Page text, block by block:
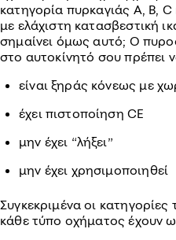
κατηγορία πυρκαγιάς A, B,
με ελάχιστη κατασβεστική
σημαίνει όμως αυτό; Ο
στο αυτοκίνητό σου πρέπει
είναι ξηράς κόνεως με
έχει πιστοποίηση CE
μην έχει “λήξει”
μην έχει χρησιμοποιηθεί
Συγκεκριμένα οι
κάθε τύπο οχήματος έχουν